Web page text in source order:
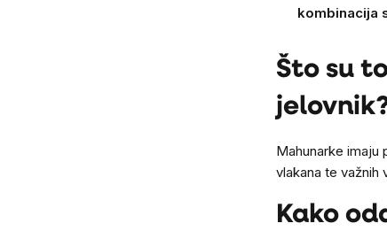
kombinacija
Što su
Mahunarke imaju
vlakana te važnih
Kako